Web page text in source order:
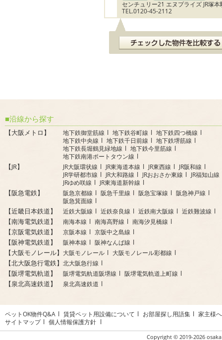
センチュリー21 エヌプライズ JR塚
TEL.0120-45-2112
沿線から探す
【大阪メトロ】 地下鉄御堂筋線 地下鉄谷町線
地下鉄四つ橋線
地下鉄中央線
地下鉄千日前線
地下鉄堺筋線
地下鉄長堀鶴見緑地線
地下鉄今里筋線
地下鉄南港ポートタウン線
【JR】 JR大阪環状線 JR東海道本線 JR東西線
JR阪和線
JR学研都市線
JR大和路線 JRおおさか東線
JR福知山線
JRゆめ咲線
JR東海道新幹線
【阪急電鉄】 阪急京都線 阪急千里線 阪急宝塚線
阪急神戸線
阪急箕面線
【近畿日本鉄道】 近鉄大阪線 近鉄奈良線 近鉄南大阪線 近鉄難波線
【南海電気鉄道】 南海本線 南海高野線 南海汐見橋線
【京阪電気鉄道】 京阪本線 京阪中之島線
【阪神電気鉄道】 阪神本線 阪神なんば線
【大阪モノレール】 大阪モノレール 大阪モノレール彩都線
【北大阪急行電鉄】 北大阪急行線
【阪堺電気軌道】 阪堺電気軌道阪堺線 阪堺電気軌道上町線
【泉北高速鉄道】 泉北高速鉄道
ペットOK物件Q&A 賃貸ペット用設備について お部屋探し用語集
家主様へ
サイトマップ
個人情報保護方針
Copyright © 2019-2026